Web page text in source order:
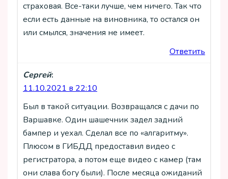
страховая. Все-таки лучше, чем ничего. Так что
если есть данные на виновника, то остался он
или смылся, значения не имеет.
Ответить
Сергей:
11.10.2021 в 22:10
Был в такой ситуации. Возвращался с дачи по
Варшавке. Один шашечник задел задний
бампер и уехал. Сделал все по «алгаритму».
Плюсом в ГИБДД предоставил видео с
регистратора, а потом еще видео с камер (там
они слава богу были). После месяца ожиданий